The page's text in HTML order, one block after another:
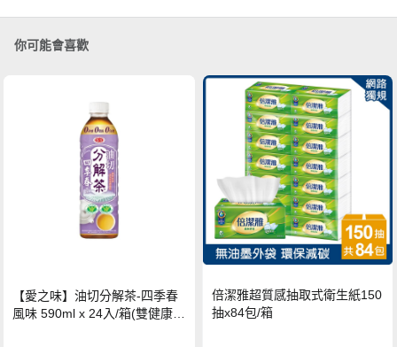
你可能會喜歡
【愛之味】油切分解茶-四季春
風味 590ml x 24入/箱(雙健康認
倍潔雅超質感抽取式衛生紙150
抽x84包/箱